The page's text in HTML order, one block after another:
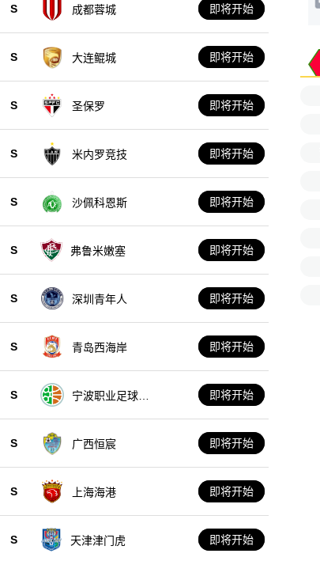
S 成都蓉城 即将开始
S 大连鲲城 即将开始
S 圣保罗 即将开始
S 米内罗竞技 即将开始
S 沙佩科恩斯 即将开始
S 弗鲁米嫩塞 即将开始
S 深圳青年人 即将开始
S 青岛西海岸 即将开始
S
宁波职业足球俱
即将开始
S 广西恒宸 即将开始
S 上海海港 即将开始
S 天津津门虎 即将开始